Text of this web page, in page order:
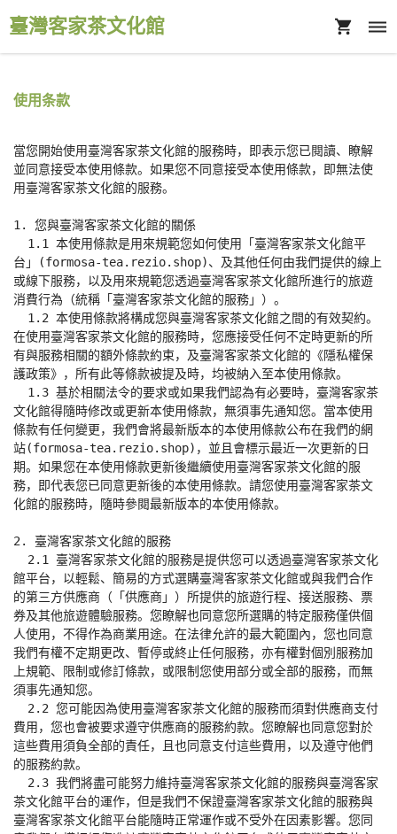
臺灣客家茶文化館
使用条款
當您開始使用臺灣客家茶文化館的服務時，即表示您已閱讀、瞭解
並同意接受本使用條款。如果您不同意接受本使用條款，即無法使
用臺灣客家茶文化館的服務。
1. 您與臺灣客家茶文化館的關係
台」(formosa-tea.rezio.shop)、及其他任何由我們提供的線上
或線下服務，以及用來規範您透過臺灣客家茶文化館所進行的旅遊
消費行為（統稱「臺灣客家茶文化館的服務」）。
在使用臺灣客家茶文化館的服務時，您應接受任何不定時更新的所
有與服務相關的額外條款約束，及臺灣客家茶文化館的《隱私權保
護政策》，所有此等條款被提及時，均被納入至本使用條款。
文化館得隨時修改或更新本使用條款，無須事先通知您。當本使用
條款有任何變更，我們會將最新版本的本使用條款公布在我們的網
站(formosa-tea.rezio.shop)，並且會標示最近一次更新的日
期。如果您在本使用條款更新後繼續使用臺灣客家茶文化館的服
務，即代表您已同意更新後的本使用條款。請您使用臺灣客家茶文
化館的服務時，隨時參閱最新版本的本使用條款。
2. 臺灣客家茶文化館的服務
館平台，以輕鬆、簡易的方式選購臺灣客家茶文化館或與我們合作
的第三方供應商（「供應商」）所提供的旅遊行程、接送服務、票
券及其他旅遊體驗服務。您瞭解也同意您所選購的特定服務僅供個
人使用，不得作為商業用途。在法律允許的最大範圍內，您也同意
我們有權不定期更改、暫停或終止任何服務，亦有權對個別服務加
上規範、限制或修訂條款，或限制您使用部分或全部的服務，而無
須事先通知您。
費用，您也會被要求遵守供應商的服務約款。您瞭解也同意您對於
這些費用須負全部的責任，且也同意支付這些費用，以及遵守他們
的服務約款。
茶文化館平台的運作，但是我們不保證臺灣客家茶文化館的服務與
臺灣客家茶文化館平台能隨時正常運作或不受外在因素影響。您同